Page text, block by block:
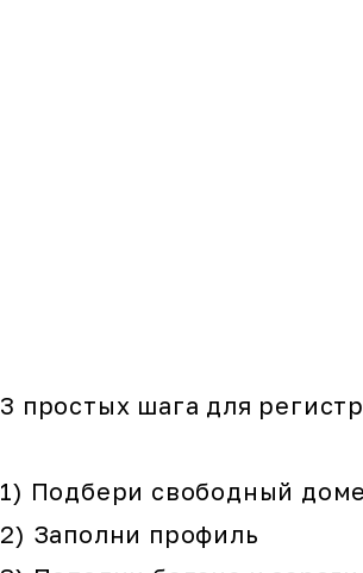
3 простых шага для
1) Подбери свободный
2) Заполни профиль